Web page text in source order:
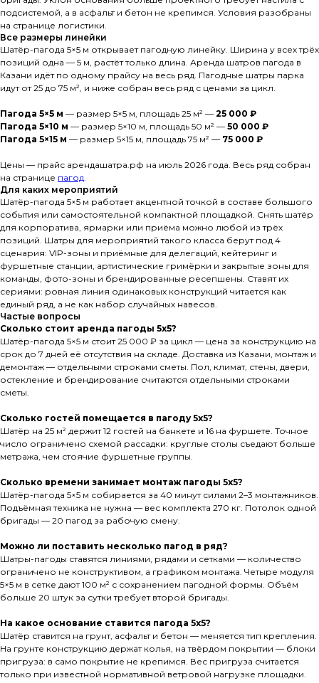
подсистемой, а в асфальт и бетон не крепимся. Условия разобраны
на странице логистики.
Все размеры линейки
Шатёр-пагода 5×5 м открывает пагодную линейку. Ширина у всех трёх
позиций одна — 5 м, растёт только длина. Аренда шатров пагода в
Казани идёт по одному прайсу на весь ряд. Пагодные шатры парка
идут от 25 до 75 м², и ниже собран весь ряд с ценами за цикл.
Пагода 5×5 м — размер 5×5 м, площадь 25 м² — 25 000 ₽
Пагода 5×10 м — размер 5×10 м, площадь 50 м² — 50 000 ₽
Пагода 5×15 м — размер 5×15 м, площадь 75 м² — 75 000 ₽
Цены — прайс арендашатра.рф на июль 2026 года. Весь ряд собран
на странице пагод
Для каких мероприятий
Шатёр-пагода 5×5 м работает акцентной точкой в составе большого
события или самостоятельной компактной площадкой. Снять шатёр
для корпоратива, ярмарки или приёма можно любой из трёх
позиций. Шатры для мероприятий такого класса берут под 4
сценария: VIP-зоны и приёмные для делегаций, кейтеринг и
фуршетные станции, артистические гримёрки и закрытые зоны для
команды, фото-зоны и брендированные ресепшены. Ставят их
сериями: ровная линия одинаковых конструкций читается как
единый ряд, а не как набор случайных навесов.
Частые вопросы
Сколько стоит аренда пагоды 5х5?
Шатёр-пагода 5×5 м стоит 25 000 ₽ за цикл — цена за конструкцию на
срок до 7 дней её отсутствия на складе. Доставка из Казани, монтаж и
демонтаж — отдельными строками сметы. Пол, климат, стены, двери,
остекление и брендирование считаются отдельными строками
сметы.
Сколько гостей помещается в пагоду 5х5?
Шатёр на 25 м² держит 12 гостей на банкете и 16 на фуршете. Точное
число ограничено схемой рассадки: круглые столы съедают больше
метража, чем стоячие фуршетные группы.
Сколько времени занимает монтаж пагоды 5х5?
Шатёр-пагода 5×5 м собирается за 40 минут силами 2–3 монтажников.
Подъёмная техника не нужна — вес комплекта 270 кг. Потолок одной
бригады — 20 пагод за рабочую смену.
Можно ли поставить несколько пагод в ряд?
Шатры-пагоды ставятся линиями, рядами и сетками — количество
ограничено не конструктивом, а графиком монтажа. Четыре модуля
5×5 м в сетке дают 100 м² с сохранением пагодной формы. Объём
больше 20 штук за сутки требует второй бригады.
На какое основание ставится пагода 5х5?
Шатёр ставится на грунт, асфальт и бетон — меняется тип крепления.
На грунте конструкцию держат колья, на твёрдом покрытии — блоки
пригруза: в само покрытие не крепимся. Вес пригруза считается
только при известной нормативной ветровой нагрузке площадки.